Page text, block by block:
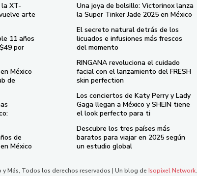
XT-
arte
11 años
por
México
de
de
México
Una joya de bolsillo: Victorinox lanza
la Super Tinker Jade 2025 en México
El secreto natural detrás de los
licuados e infusiones más frescos
del momento
RINGANA revoluciona el cuidado
facial con el lanzamiento del FRESH
skin perfection
Los conciertos de Katy Perry y Lady
Gaga llegan a México y SHEIN tiene
el look perfecto para ti
Descubre los tres países más
baratos para viajar en 2025 según
un estudio global
Más, Todos los derechos reservados | Un blog de Isopixel Network.